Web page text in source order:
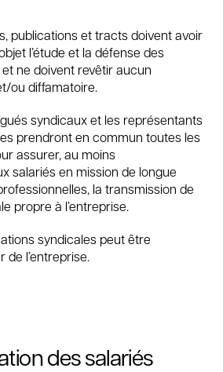
publications et tracts doivent avoir
l’étude et la défense des
ne doivent revêtir aucun
ou diffamatoire.
syndicaux et les représentants
prendront en commun toutes les
assurer, au moins
salariés en mission de longue
la transmission de
propre à l’entreprise.
syndicales peut être
de l’entreprise.
des salariés